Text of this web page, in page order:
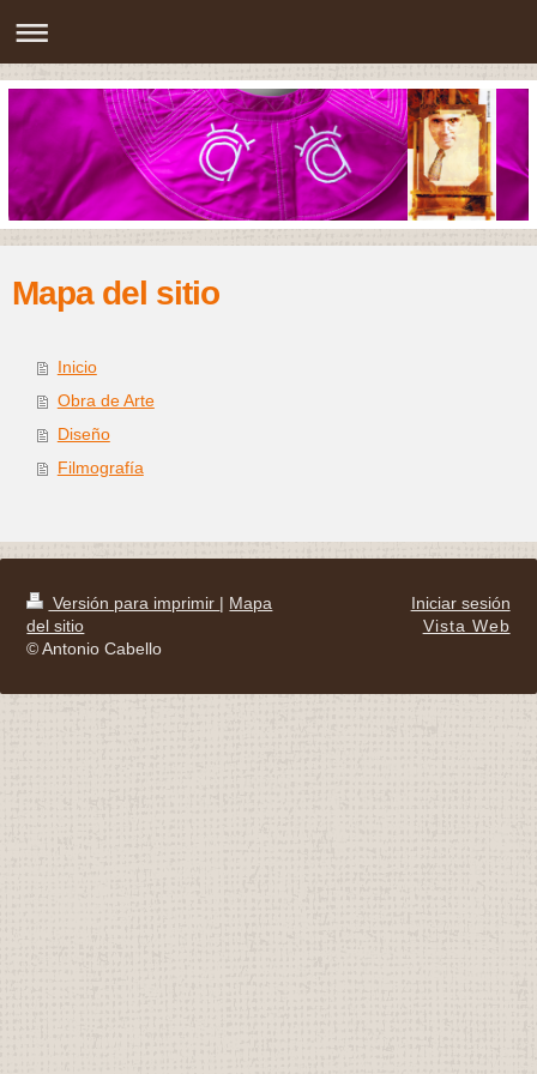
Mapa del sitio
Inicio
Obra de Arte
Diseño
Filmografía
Versión para imprimir | Mapa
del sitio
© Antonio Cabello
Iniciar sesión
Vista Web